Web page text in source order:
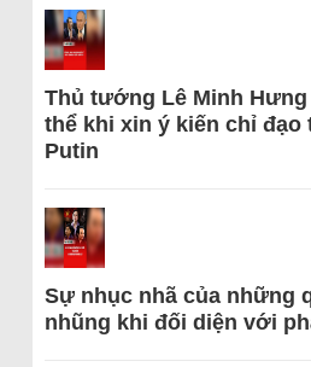
Thủ tướng Lê Minh
thể khi xin ý kiến chỉ đạo
Putin
Sự nhục nhã của những
nhũng khi đối diện với